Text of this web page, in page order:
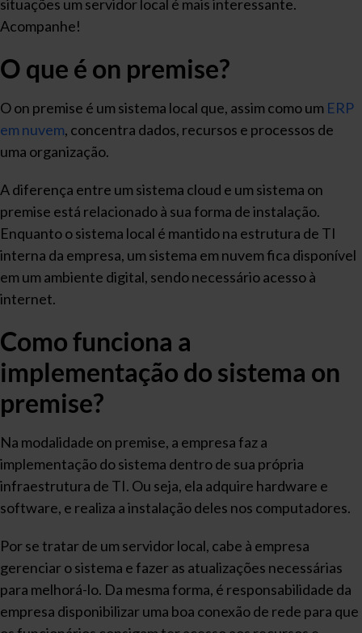
situações um servidor local é mais interessante.
Acompanhe!
O que é on premise?
O on premise é um sistema local que, assim como um ERP
em nuvem, concentra dados, recursos e processos de
uma organização.
A diferença entre um sistema cloud e um sistema on
premise está relacionado à sua forma de instalação.
Enquanto o sistema local é mantido na estrutura de TI
interna da empresa, um sistema em nuvem fica disponível
em um ambiente digital, sendo necessário acesso à
internet.
Como funciona a
implementação do sistema on
premise?
Na modalidade on premise, a empresa faz a
implementação do sistema dentro de sua própria
infraestrutura de TI. Ou seja, ela adquire hardware e
software, e realiza a instalação deles nos computadores.
Por se tratar de um servidor local, cabe à empresa
gerenciar o sistema e fazer as atualizações necessárias
para melhorá-lo. Da mesma forma, é responsabilidade da
empresa disponibilizar uma boa conexão de rede para que